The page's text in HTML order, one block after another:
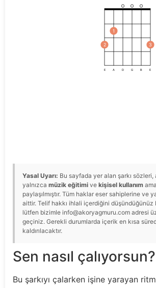
2
1
3
E A D G B E
Yasal Uyarı: Bu sayfada yer alan şarkı
yalnızca müzik eğitimi ve kişisel kullanım
paylaşılmıştır. Tüm haklar eser sahiplerine ve
aittir. Telif hakkı ihlali içerdiğini düşündüğünüz
lütfen bizimle info@akoryagmuru.com adresi
geçiniz. Gerekli durumlarda içerik en kısa
kaldırılacaktır.
Sen nasıl çalıyorsun?
Bu şarkıyı çalarken işine yarayan